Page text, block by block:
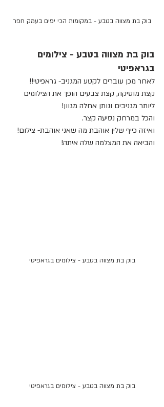
בוק בת מצווה בטבע - במקומות הכי יפים בעמק חפר
בוק בת מצווה בטבע - צילומים
בגראפיטי
לאחר מכן עוברים לקטע המגניב- גראפיטי!!
קצת מוסיקה, קצת צבעים הופך את הצילומים
ליותר מגניבים ונותן אחלה מגוון!
והכל במרחק נסיעה קצר.
ואיזה כייף שלין אוהבת מה שאני אוהבת- צילום!
והביאה את המצלמה שלה איתה!
בוק בת מצווה בטבע - צילומים בגראפיטי
בוק בת מצווה בטבע - צילומים בגראפיטי